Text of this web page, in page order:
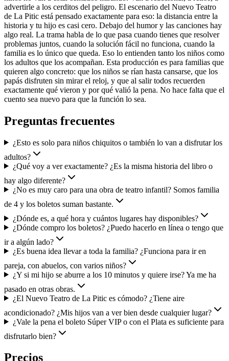
advertirle a los cerditos del peligro. El escenario del Nuevo Teatro
de La Pitic está pensado exactamente para eso: la distancia entre la
historia y tu hijo es casi cero. Debajo del humor y las canciones hay
algo real. La trama habla de lo que pasa cuando tienes que resolver
problemas juntos, cuando la solución fácil no funciona, cuando la
familia es lo único que queda. Eso lo entienden tanto los niños como
los adultos que los acompañan. Esta producción es para familias que
quieren algo concreto: que los niños se rían hasta cansarse, que los
papás disfruten sin mirar el reloj, y que al salir todos recuerden
exactamente qué vieron y por qué valió la pena. No hace falta que el
cuento sea nuevo para que la función lo sea.
Preguntas frecuentes
¿Esto es solo para niños chiquitos o también lo van a disfrutar los
adultos?
¿Qué voy a ver exactamente? ¿Es la misma historia del libro o
hay algo diferente?
¿No es muy caro para una obra de teatro infantil? Somos familia
de 4 y los boletos suman bastante.
¿Dónde es, a qué hora y cuántos lugares hay disponibles?
¿Dónde compro los boletos? ¿Puedo hacerlo en línea o tengo que
ir a algún lado?
¿Es buena idea llevar a toda la familia? ¿Funciona para ir en
pareja, con abuelos, con varios niños?
¿Y si mi hijo se aburre a los 10 minutos y quiere irse? Ya me ha
pasado en otras obras.
¿El Nuevo Teatro de La Pitic es cómodo? ¿Tiene aire
acondicionado? ¿Mis hijos van a ver bien desde cualquier lugar?
¿Vale la pena el boleto Súper VIP o con el Plata es suficiente para
disfrutarlo bien?
Precios